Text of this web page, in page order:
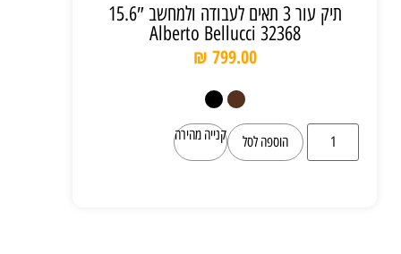
תיק עור 3 תאים לעבודה ולמחשב 15.6″
Alberto Bellucci 32368
₪ 799.00
הוספה לסל קנייה מהירה